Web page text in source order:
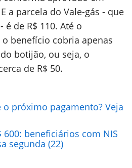
a parcela do Vale-gás - que
de R$ 110. Até o
benefício cobria apenas
botijão, ou seja, o
de R$ 50.
o próximo pagamento? Veja
600: beneficiários com NIS
segunda (22)